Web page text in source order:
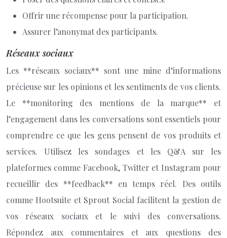
Offrir une récompense pour la participation.
Assurer l’anonymat des participants.
Réseaux sociaux
Les **réseaux sociaux** sont une mine d’informations
précieuse sur les opinions et les sentiments de vos clients.
Le **monitoring des mentions de la marque** et
l’engagement dans les conversations sont essentiels pour
comprendre ce que les gens pensent de vos produits et
services. Utilisez les sondages et les Q&A sur les
plateformes comme Facebook, Twitter et Instagram pour
recueillir des **feedback** en temps réel. Des outils
comme Hootsuite et Sprout Social facilitent la gestion de
vos réseaux sociaux et le suivi des conversations.
Répondez aux commentaires et aux questions des